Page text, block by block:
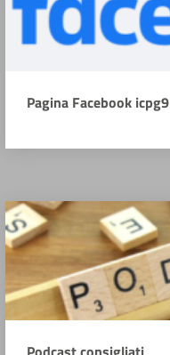
Pagina Facebook icpg9